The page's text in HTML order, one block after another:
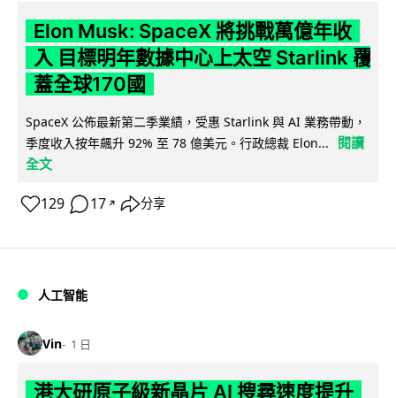
Elon Musk: SpaceX 將挑戰萬億年收
入 目標明年數據中心上太空 Starlink 覆
蓋全球170國
SpaceX 公佈最新第二季業績，受惠 Starlink 與 AI 業務帶動，
季度收入按年飆升 92% 至 78 億美元。行政總裁 Elon...
閱讀
全文
129 17 ↗ 分享
人工智能
Vin 1 日
港大研原子級新晶片 AI 搜尋速度提升